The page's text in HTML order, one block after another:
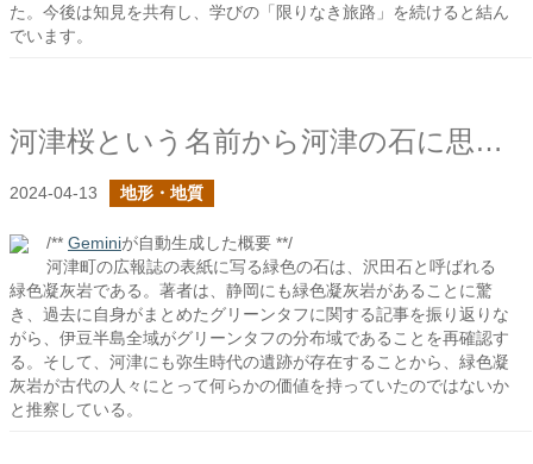
た。今後は知見を共有し、学びの「限りなき旅路」を続けると結ん
でいます。
河津桜という名前から河津の石に思いを馳せる
2024-04-13 地形・地質
/** Geminiが自動生成した概要 **/
河津町の広報誌の表紙に写る緑色の石は、沢田石と呼ばれる
緑色凝灰岩である。著者は、静岡にも緑色凝灰岩があることに驚
き、過去に自身がまとめたグリーンタフに関する記事を振り返りな
がら、伊豆半島全域がグリーンタフの分布域であることを再確認す
る。そして、河津にも弥生時代の遺跡が存在することから、緑色凝
灰岩が古代の人々にとって何らかの価値を持っていたのではないか
と推察している。